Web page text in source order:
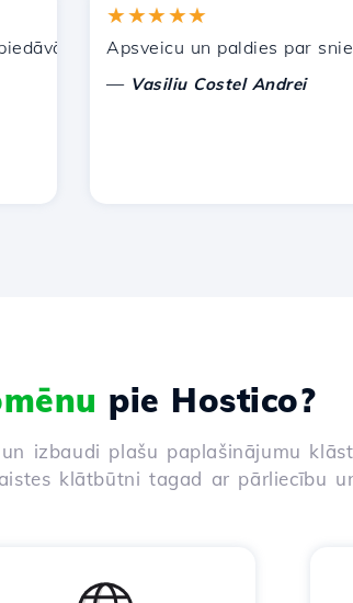
pakalpojumiem. Esmu ieteicis
★★★★★
Apsveicu un paldies par sniegto
Vasiliu Costel Andrei
pie Hostico?
izbaudi plašu paplašinājumu
klātbūtni tagad ar pārliecību